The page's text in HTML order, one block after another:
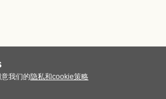
我们的隐私和cookie策略